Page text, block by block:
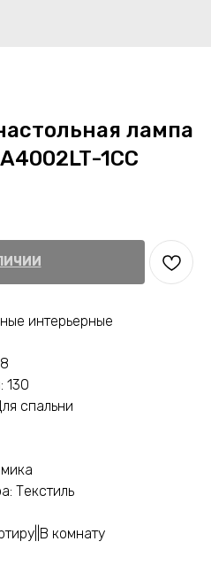
лампа
1CC
интерьерные
130
спальни
Текстиль
комнату